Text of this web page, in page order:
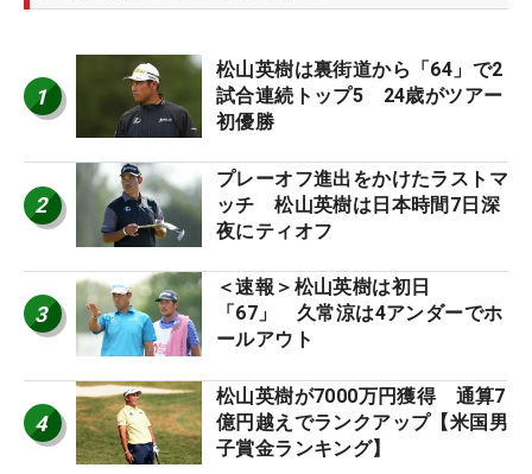
1
松山英樹は裏街道から「64」で2
試合連続トップ5 24歳がツアー
初優勝
2
プレーオフ進出をかけたラストマ
ッチ 松山英樹は日本時間7日深
夜にティオフ
3
＜速報＞松山英樹は初日
「67」 久常涼は4アンダーでホ
ールアウト
4
松山英樹が7000万円獲得 通算7
億円越えでランクアップ【米国男
子賞金ランキング】